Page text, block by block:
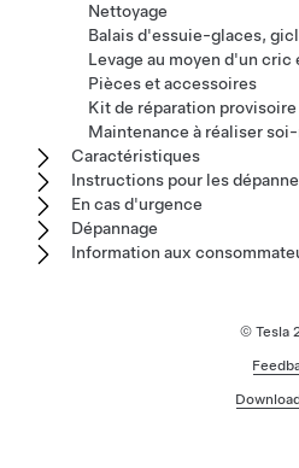
Nettoyage
Balais d'essuie-glaces,
Levage au moyen d'un cric
Pièces et accessoires
Kit de réparation
Maintenance à réaliser
Caractéristiques
Instructions pour les
En cas d'urgence
Dépannage
Information aux
© Tesla